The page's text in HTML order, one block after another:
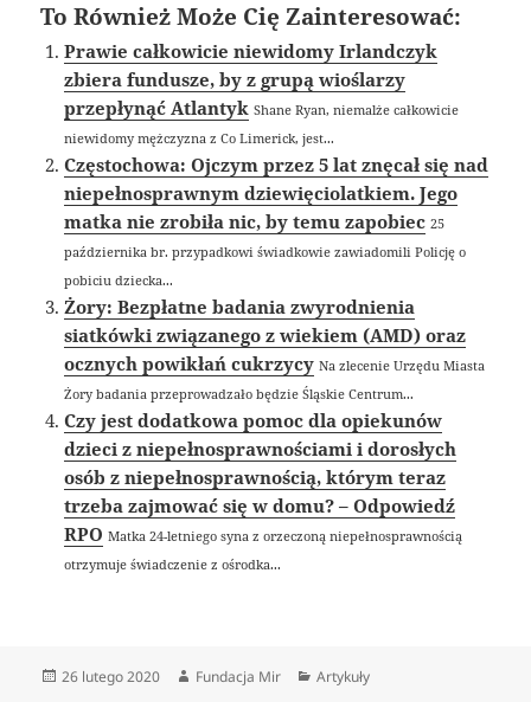
To Również Może Cię Zainteresować:
Prawie całkowicie niewidomy Irlandczyk
zbiera fundusze, by z grupą wioślarzy
przepłynąć Atlantyk Shane Ryan, niemalże całkowicie
niewidomy mężczyzna z Co Limerick, jest...
Częstochowa: Ojczym przez 5 lat znęcał się nad
niepełnosprawnym dziewięciolatkiem. Jego
matka nie zrobiła nic, by temu zapobiec 25
października br. przypadkowi świadkowie zawiadomili Policję o
pobiciu dziecka...
Żory: Bezpłatne badania zwyrodnienia
siatkówki związanego z wiekiem (AMD) oraz
ocznych powikłań cukrzycy Na zlecenie Urzędu Miasta
Żory badania przeprowadzało będzie Śląskie Centrum...
Czy jest dodatkowa pomoc dla opiekunów
dzieci z niepełnosprawnościami i dorosłych
osób z niepełnosprawnością, którym teraz
trzeba zajmować się w domu? – Odpowiedź
RPO Matka 24-letniego syna z orzeczoną niepełnosprawnością
otrzymuje świadczenie z ośrodka...
Data
26 lutego 2020 Autor
Fundacja Mir Kategorie
Artykuły